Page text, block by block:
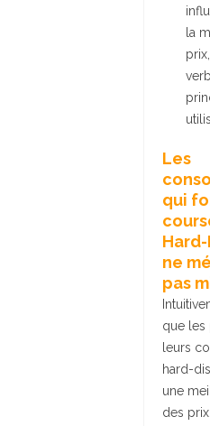
la
Les
qui
ne
pas
que les
leurs
hard-
une
des